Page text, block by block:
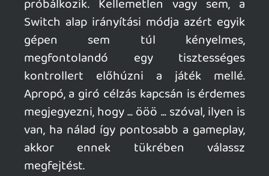
Ahhoz, hogy te is hozzászólj, be kell
jelentkezned!